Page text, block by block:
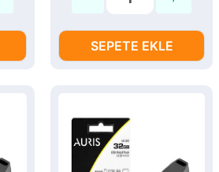
SEPETE EKLE